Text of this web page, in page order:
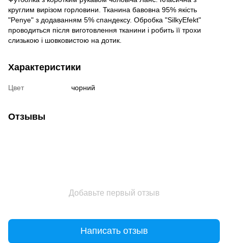
круглим вирізом горловини. Тканина бавовна 95% якість
"Penye" ​з додаванням 5% спандексу. Обробка "SilkyEfekt"
проводиться після виготовлення тканини і робить її трохи
слизькою і шовковистою на дотик.
Характеристики
Цвет чорний
Отзывы
Добавьте первый отзыв
Написать отзыв